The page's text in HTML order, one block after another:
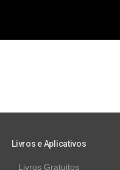
Livros e Aplicativos
Livros Gratuitos